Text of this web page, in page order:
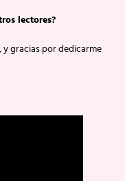
lectores?
gracias por dedicarme